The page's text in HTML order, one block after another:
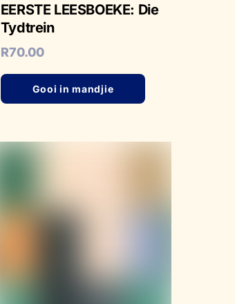
EERSTE LEESBOEKE: Die
Tydtrein
R70.00
Gooi in mandjie